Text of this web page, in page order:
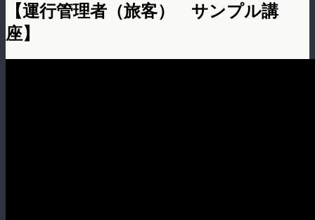
【運行管理者（旅客） サンプル講
座】